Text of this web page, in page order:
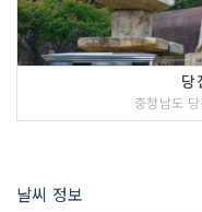
당
충청남도
날씨 정보